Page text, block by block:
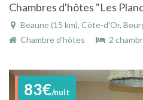
Beaune (15 km), Côte-d'Or,
Chambre d'hôtes
2
83€/nuit